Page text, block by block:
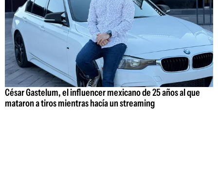
César Gastelum, el influencer mexicano de 25 años al que
mataron a tiros mientras hacía un streaming